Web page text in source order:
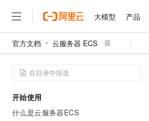
大模型 产品
官方文档 云服务器 ECS
开始使用
什么是云服务器ECS
大模型
产品
精选产品
解决方案
精选解决方案
权益
定价
云市场
伙伴
服务
了解阿里云